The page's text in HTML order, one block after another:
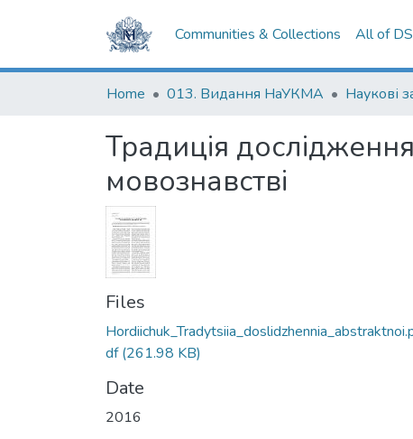
Communities & Collections All of
Home 013. Видання НаУКМА Наукові
Традиція
мовознавстві
Files
df(261.98 KB)
Date
2016